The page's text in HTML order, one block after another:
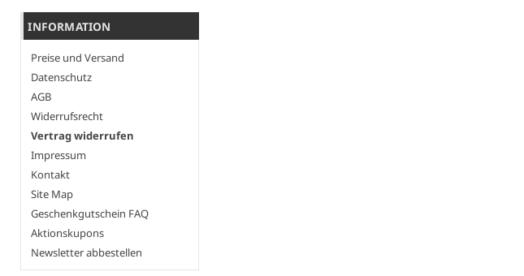
INFORMATION
Preise und Versand
Datenschutz
AGB
Widerrufsrecht
Vertrag widerrufen
Impressum
Kontakt
Site Map
Geschenkgutschein FAQ
Aktionskupons
Newsletter abbestellen